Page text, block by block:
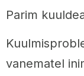
Parim
vanematel